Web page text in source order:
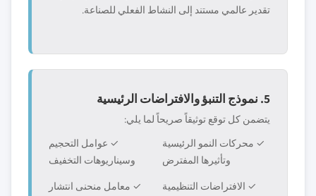
تقدير عالمي مستند إلى النشاط الفعلي للصناعة.
5. نموذج التنبؤ والافتراضات الرئيسية
يتضمن كل توقع توثيقاً صريحاً لما يلي:
✓ محركات النمو الرئيسية
وتأثيرها المفترض
✓ عوامل التحجيم
وسيناريوهات التخفيف
✓ الافتراضات التنظيمية
✓ معامل منحنى انتشار